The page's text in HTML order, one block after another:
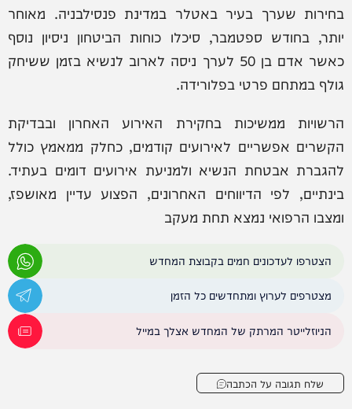
בחירות שערך בעיר באטלר במדינת פנסילבניה. מאוחר
יותר, בחודש ספטמבר, סיכלו כוחות הביטחון ניסיון נוסף
כאשר אדם בן 50 לערך ניסה לארוב לנשיא בזמן ששיחק
גולף במתחם פרטי בפלורידה.
הרשויות ממשיכות בחקירת האירוע האחרון ובבדיקת
הקשרים אפשריים לאירועים קודמים, כחלק ממאמץ כולל
להגברת אבטחת הנשיא ולמניעת אירועים דומים בעתיד.
בינתיים, לפי הדיווחים האחרונים, הפצוע עדיין מאושפז,
ומצבו הרפואי נמצא תחת מעקב
הצטרפו לעדכונים חמים בקבוצת המחדש
מצטרפים לערוץ ומתחדשים כל הזמן
הניוזלייטר המרתק של המחדש אצלך במייל
שלח תגובה על הכתבה